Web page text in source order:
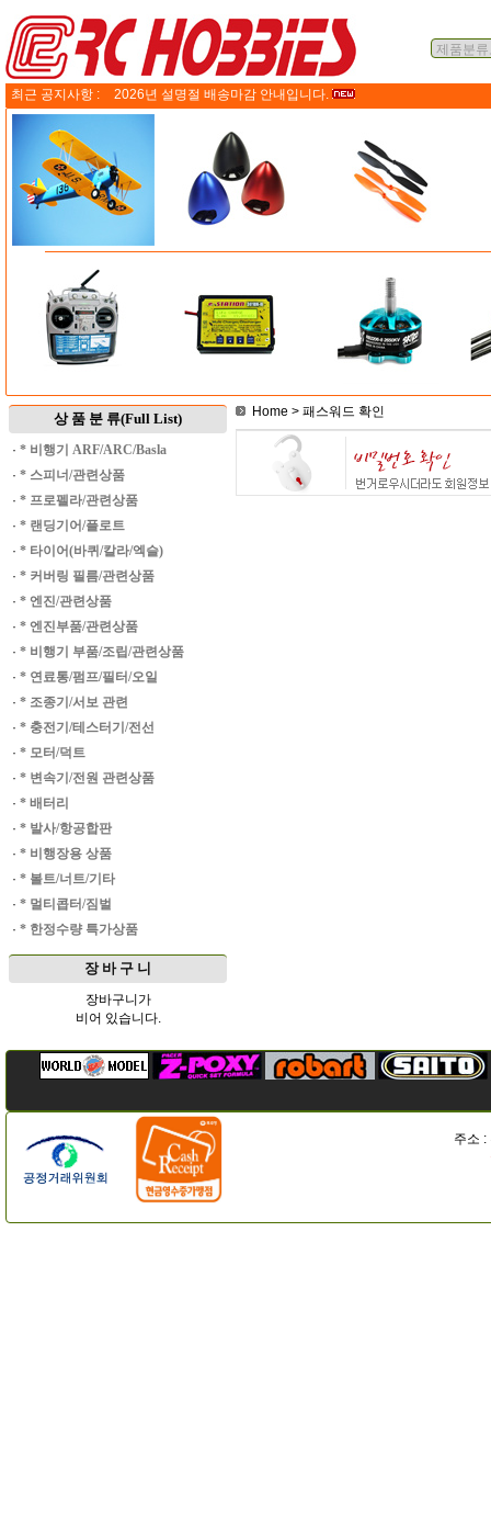
최근 공지사항 : 2026년 설명절 배송마감 안내입니다.
상 품 분 류(Full List)
· * 비행기 ARF/ARC/Basla
· * 스피너/관련상품
· * 프로펠라/관련상품
· * 랜딩기어/플로트
· * 타이어(바퀴/칼라/엑슬)
· * 커버링 필름/관련상품
· * 엔진/관련상품
· * 엔진부품/관련상품
· * 비행기 부품/조립/관련상품
· * 연료통/펌프/필터/오일
· * 조종기/서보 관련
· * 충전기/테스터기/전선
· * 모터/덕트
· * 변속기/전원 관련상품
· * 배터리
· * 발사/항공합판
· * 비행장용 상품
· * 볼트/너트/기타
· * 멀티콥터/짐벌
· * 한정수량 특가상품
장 바 구 니
장바구니가
비어 있습니다.
Home > 패스워드 확인
주소